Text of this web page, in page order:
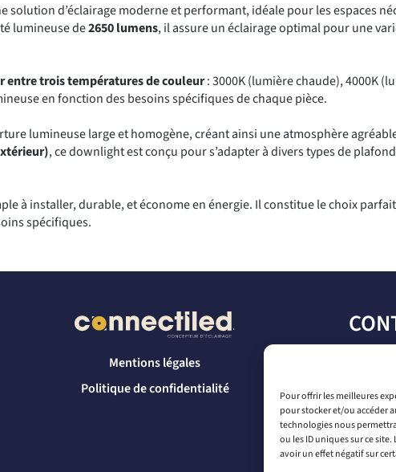
Pour offrir les meilleures
pour stocker et/ou accéder
technologies nous
ou les ID uniques sur ce
avoir un effet négatif sur
solution d’éclairage moderne et performant, idéale pour les espaces
lumineuse de2650 lumens, il assure un éclairage optimal pour une
entre trois températures de couleur: 3000K (lumière chaude), 4000K
en fonction des besoins spécifiques de chaque pièce.
lumineuse large et homogène, créant ainsi une atmosphère
, ce downlight est conçu pour s’adapter à divers types de
à installer, durable, et économe en énergie. Il constitue le choix
spécifiques.
Mentions légales
Politique de confidentialité
par
par